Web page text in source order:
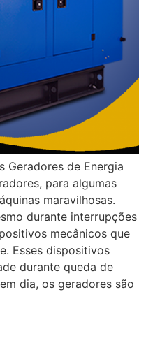
Geradores de Energia
para algumas
maravilhosas.
durante interrupções
mecânicos que
Esses dispositivos
durante queda de
dia, os geradores são